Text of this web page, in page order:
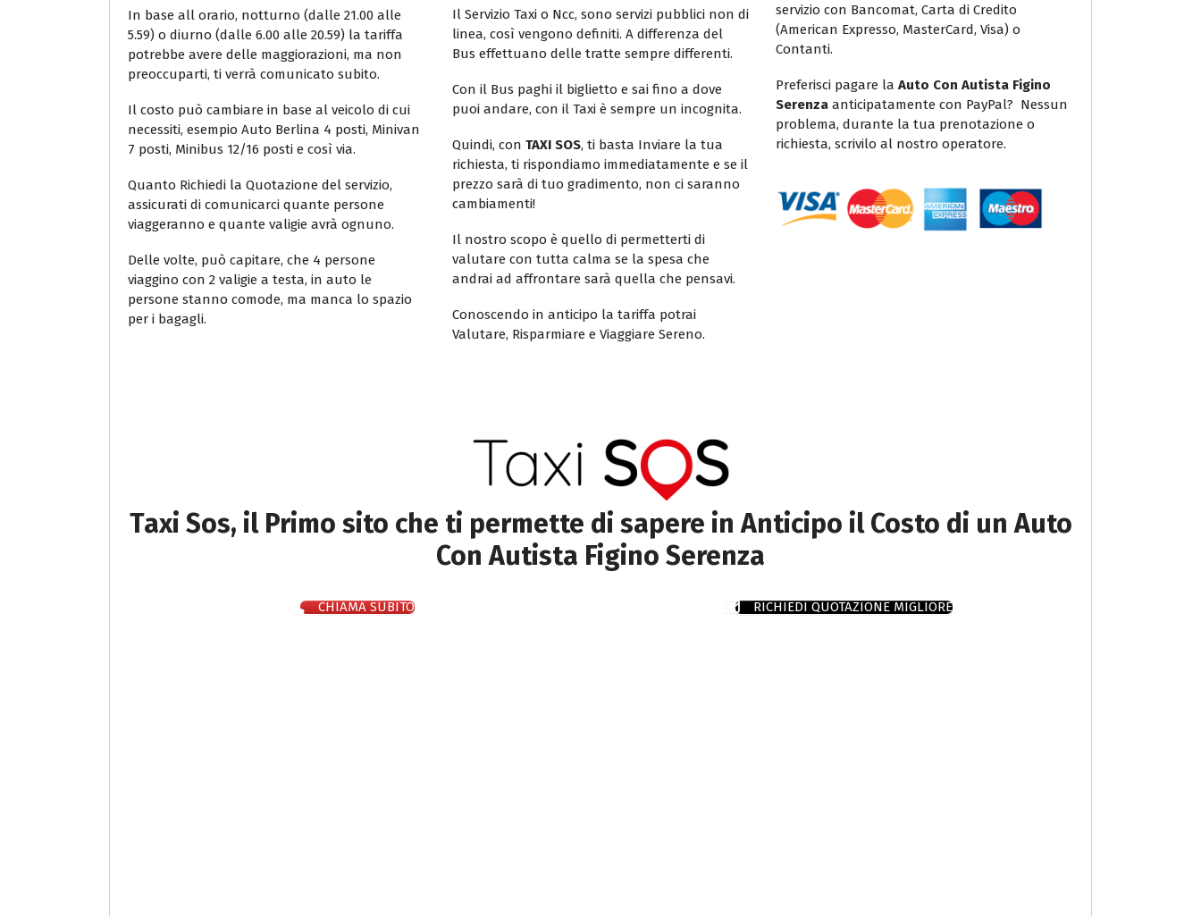
In base all orario, notturno (dalle 21.00 alle
5.59) o diurno (dalle 6.00 alle 20.59) la tariffa
potrebbe avere delle maggiorazioni, ma non
preoccuparti, ti verrà comunicato subito.
Il costo può cambiare in base al veicolo di cui
necessiti, esempio Auto Berlina 4 posti, Minivan
7 posti, Minibus 12/16 posti e così via.
Quanto Richiedi la Quotazione del servizio,
assicurati di comunicarci quante persone
viaggeranno e quante valigie avrà ognuno.
Delle volte, può capitare, che 4 persone
viaggino con 2 valigie a testa, in auto le
persone stanno comode, ma manca lo spazio
per i bagagli.
Il Servizio Taxi o Ncc, sono servizi pubblici non di
linea, così vengono definiti. A differenza del
Bus effettuano delle tratte sempre differenti.
Con il Bus paghi il biglietto e sai fino a dove
puoi andare, con il Taxi è sempre un incognita.
Quindi, con TAXI SOS, ti basta Inviare la tua
richiesta, ti rispondiamo immediatamente e se il
prezzo sarà di tuo gradimento, non ci saranno
cambiamenti!
Il nostro scopo è quello di permetterti di
valutare con tutta calma se la spesa che
andrai ad affrontare sarà quella che pensavi.
Conoscendo in anticipo la tariffa potrai
Valutare, Risparmiare e Viaggiare Sereno.
servizio con Bancomat, Carta di Credito
(American Expresso, MasterCard, Visa) o
Contanti.
Preferisci pagare laAuto Con Autista Figino
Serenza anticipatamente con PayPal? Nessun
problema, durante la tua prenotazione o
richiesta, scrivilo al nostro operatore.
Taxi Sos, il Primo sito che ti permette di sapere in Anticipo il Costo di un Auto
Con Autista Figino Serenza
CHIAMA SUBITO RICHIEDI QUOTAZIONE MIGLIORE